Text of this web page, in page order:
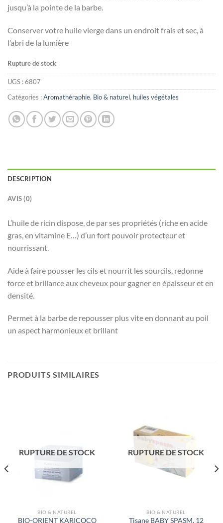
jusqu’à la pointe de la barbe.
Conserver votre huile vierge dans un endroit frais et sec, à
l’abri de la lumière
Rupture de stock
UGS :6807
Catégories :Aromathéraphie, Bio & naturel, huiles végétales
DESCRIPTION
AVIS (0)
L’huile de ricin dispose, de par ses propriétés (riche en acide
gras, en vitamine E…) d’un fort pouvoir protecteur et
nourrissant.
Aide à faire pousser les cils et nourrit les sourcils, redonne
force et brillance aux cheveux pour gagner en épaisseur et en
densité.
Permet à la barbe de repousser plus vite en donnant au poil
un aspect harmonieux et brillant
PRODUITS SIMILAIRES
RUPTURE DE STOCK
BIO & NATUREL
BIO-ORIENT KARICOCO
RUPTURE DE STOCK
BIO & NATUREL
Tisane BABY SPASM, 12